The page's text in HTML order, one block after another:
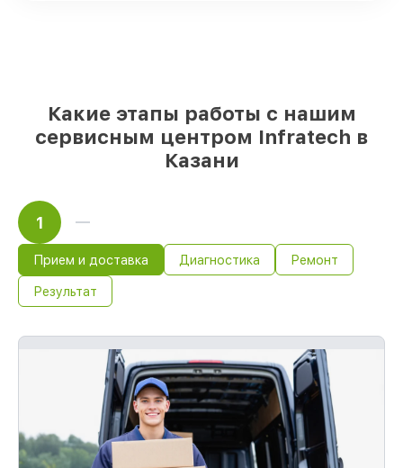
Какие этапы работы с нашим
сервисным центром Infratech в
Казани
1
Прием и доставка Диагностика Ремонт
Результат